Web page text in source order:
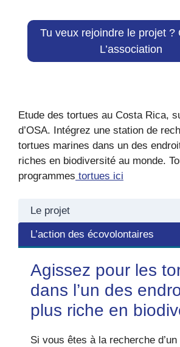
Tu veux rejoindre le projet ?
L’association
Etude des tortues au Costa Rica,
d’OSA. Intégrez une station de
tortues marines dans un des
riches en biodiversité au monde.
programmes tortues ici
Le projet
L’action des écovolontaires
Agissez pour les
dans l’un des
plus riche en
Si vous êtes à la recherche